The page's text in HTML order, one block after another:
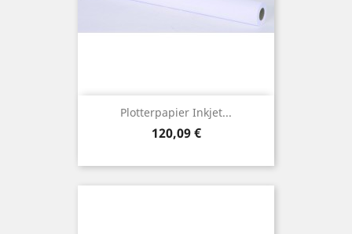
Plotterpapier Inkjet...
Preis
120,09 €